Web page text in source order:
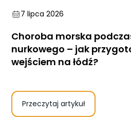
7 lipca 2026
Choroba morska
nurkowego – jak
wejściem na łódź?
Przeczytaj artykuł